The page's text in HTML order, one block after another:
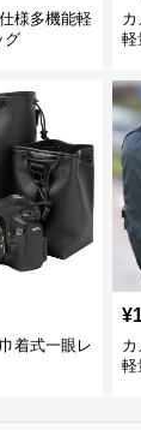
様多機能軽
グ
軽
着式一眼レ
¥
軽